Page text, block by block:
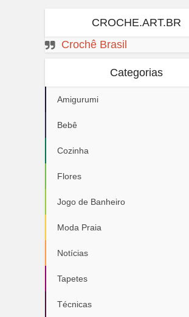
CROCHE.ART.BR
Crochê Brasil
Categorias
Amigurumi
Bebê
Cozinha
Flores
Jogo de Banheiro
Moda Praia
Notícias
Tapetes
Técnicas